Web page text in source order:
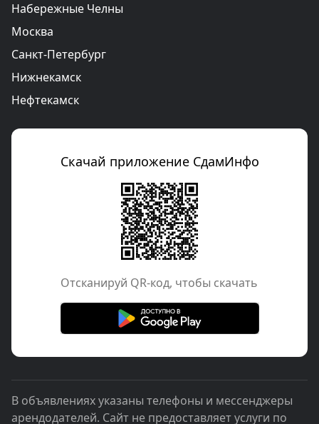
Набережные Челны
Москва
Санкт-Петербург
Нижнекамск
Нефтекамск
Скачай приложение СдамИнфо
Отcканируй QR-код, чтобы скачать
В объявлениях указаны телефоны и мессенджеры
арендодателей. Сайт не предоставляет услуги по